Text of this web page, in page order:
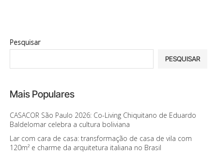
Pesquisar
PESQUISAR
Mais Populares
CASACOR São Paulo 2026: Co-Living Chiquitano de Eduardo
Baldelomar celebra a cultura boliviana
Lar com cara de casa: transformação de casa de vila com
120m² e charme da arquitetura italiana no Brasil